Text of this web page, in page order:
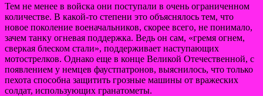
Тем не менее в войска они поступали в очень ограниченном
количестве. В какой-то степени это объяснялось тем, что
новое поколение военачальников, скорее всего, не понимало,
зачем танку огневая поддержка. Ведь он сам, «гремя огнем,
сверкая блеском стали», поддерживает наступающих
мотострелков. Однако еще в конце Великой Отечественной, с
появлением у немцев фаустпатронов, выяснилось, что только
пехота способна защитить грозные машины от вражеских
солдат, использующих гранатометы.